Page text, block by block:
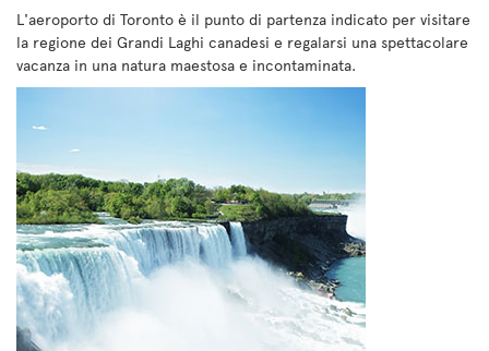
L'aeroporto di Toronto è il punto di partenza indicato per visitare
la regione dei Grandi Laghi canadesi e regalarsi una spettacolare
vacanza in una natura maestosa e incontaminata.